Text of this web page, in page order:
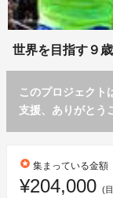
世界を目指す９
このプロジェクト
支援、ありがとう
stars 集まっている金額
¥204,000 (